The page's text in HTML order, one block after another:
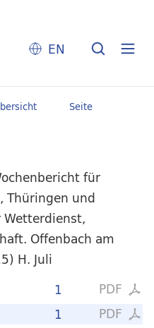
EN
Seite
für
Thüringen und
Offenbach am
H. Juli
PDF
1
PDF
1